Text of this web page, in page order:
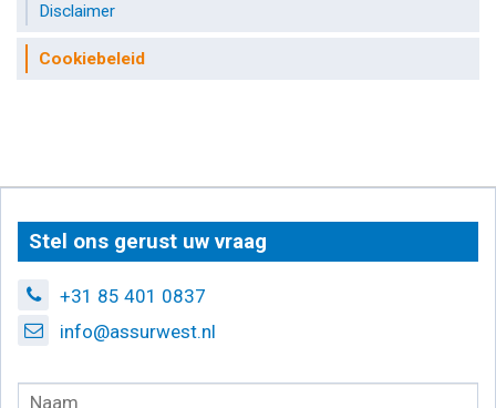
Disclaimer
Cookiebeleid
Stel ons gerust uw vraag
+31 85 401 0837
info@assurwest.nl